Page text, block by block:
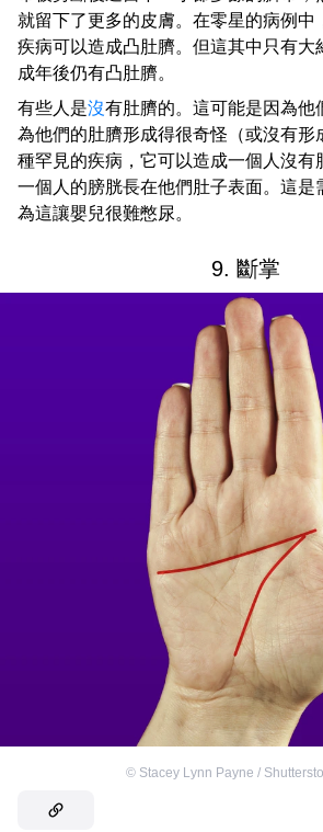
就留下了更多的皮膚。在零星的病例中
疾病可以造成凸肚臍。但這其中只有大
成年後仍有凸肚臍。
有些人是沒有肚臍的。這可能是因為他
為他們的肚臍形成得很奇怪（或沒有形
種罕見的疾病，它可以造成一個人沒有
一個人的膀胱長在他們肚子表面。這是
為這讓嬰兒很難憋尿。
9. 斷掌
© Stacey Lynn Payne /